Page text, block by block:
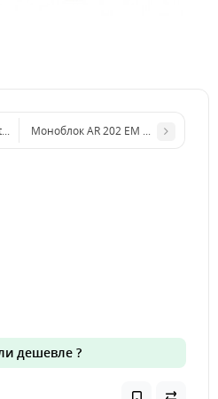
80-V BlueFlex™ VRI арт. 32197
Моноблок AR 202 EM BlueFlex™ VRI
дешевле ?